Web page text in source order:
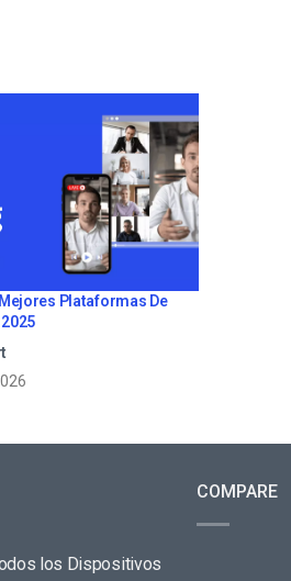
Plataformas De
los Dispositivos
COMPARE